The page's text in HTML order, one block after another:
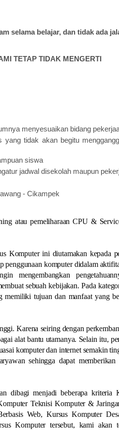
selama belajar, dan tidak ada
TETAP TIDAK MENGERTI
menyesuaikan bidang
tidak akan begitu
siswa
jadwal disekolah maupun
- Cikampek
atau pemeliharaan CPU &
Komputer ini diutamakan kepada
penggunaan komputer didalam
mengembangkan
sebuah kebijakan. Pada
tujuan dan manfaat yang
Karena seiring dengan
alat bantu utamanya. Selain itu,
komputer dan internet semakin
sehingga dapat
dibagi menjadi beberapa kriteria
Teknisi Komputer &
Web, Kursus Komputer
Komputer tersebut, kami akan